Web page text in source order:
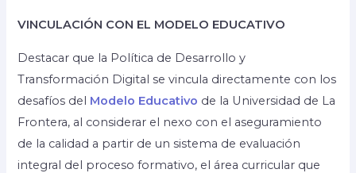
VINCULACIÓN CON EL MODELO EDUCATIVO
Destacar que la Política de Desarrollo y
Transformación Digital se vincula directamente con los
desafíos del Modelo Educativo de la Universidad de La
Frontera, al considerar el nexo con el aseguramiento
de la calidad a partir de un sistema de evaluación
integral del proceso formativo, el área curricular que